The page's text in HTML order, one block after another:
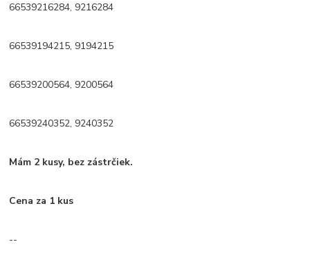
66539216284, 9216284
66539194215, 9194215
66539200564, 9200564
66539240352, 9240352
Mám 2 kusy, bez zástrčiek.
Cena za 1 kus
--